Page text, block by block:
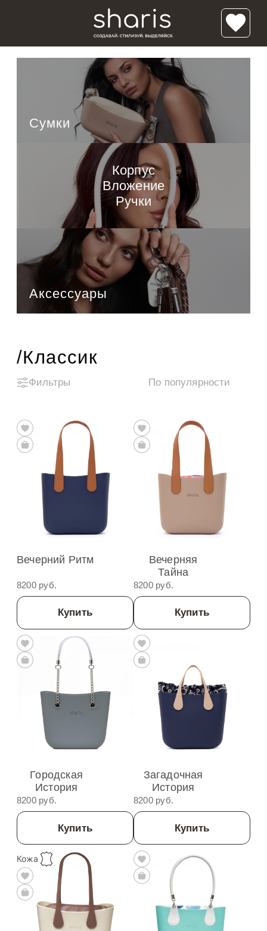
Сумки
Классик Мини
Луна
Полумесяц
Солнце
Корпус
Вложение
Ручки
Аксессуары
/Классик
Фильтры
Вечерний Ритм
8200 руб.
Купить
Вечерняя
Тайна
8200 руб.
Купить
Городская
История
8200 руб.
Купить
Загадочная
История
8200 руб.
Купить
Кожа